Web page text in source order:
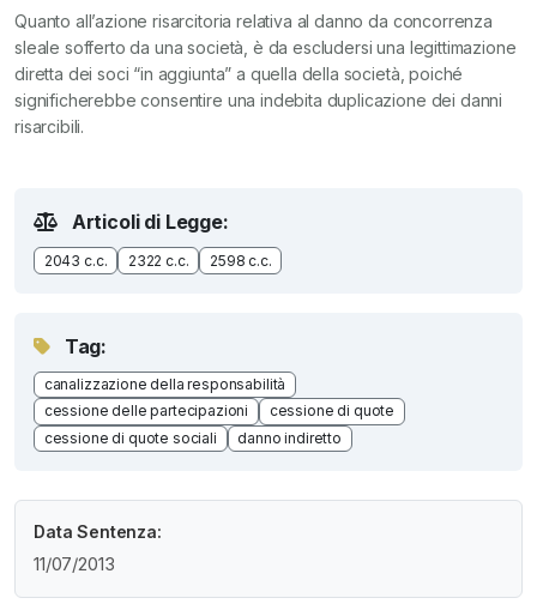
Quanto all’azione risarcitoria relativa al danno da concorrenza
sleale sofferto da una società, è da escludersi una legittimazione
diretta dei soci “in aggiunta” a quella della società, poiché
significherebbe consentire una indebita duplicazione dei danni
risarcibili.
Articoli di Legge:
2043 c.c. 2322 c.c. 2598 c.c.
Tag:
canalizzazione della responsabilità
cessione delle partecipazioni
cessione di quote
cessione di quote sociali
danno indiretto
Data Sentenza:
11/07/2013